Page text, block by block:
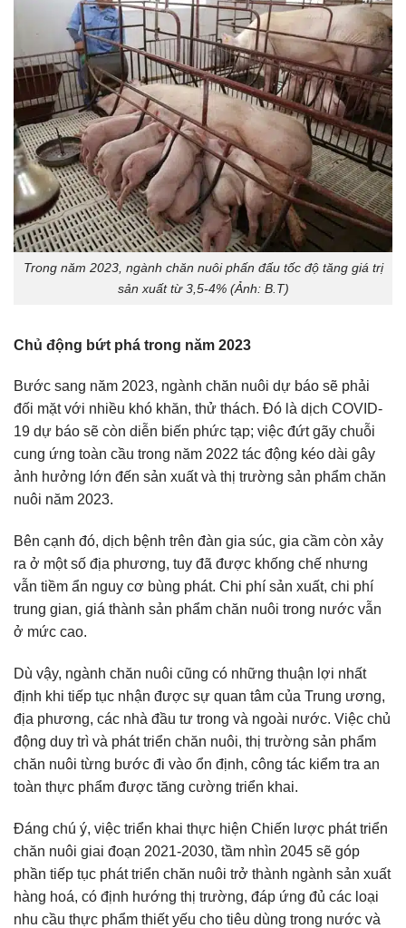
Trong năm 2023, ngành chăn nuôi phấn đấu tốc độ tăng giá trị
sản xuất từ 3,5-4% (Ảnh: B.T)
Chủ động bứt phá trong năm 2023
Bước sang năm 2023, ngành chăn nuôi dự báo sẽ phải
đối mặt với nhiều khó khăn, thử thách. Đó là dịch COVID-
19 dự báo sẽ còn diễn biến phức tạp; việc đứt gãy chuỗi
cung ứng toàn cầu trong năm 2022 tác động kéo dài gây
ảnh hưởng lớn đến sản xuất và thị trường sản phẩm chăn
nuôi năm 2023.
Bên cạnh đó, dịch bệnh trên đàn gia súc, gia cầm còn xảy
ra ở một số địa phương, tuy đã được khống chế nhưng
vẫn tiềm ẩn nguy cơ bùng phát. Chi phí sản xuất, chi phí
trung gian, giá thành sản phẩm chăn nuôi trong nước vẫn
ở mức cao.
Dù vậy, ngành chăn nuôi cũng có những thuận lợi nhất
định khi tiếp tục nhận được sự quan tâm của Trung ương,
địa phương, các nhà đầu tư trong và ngoài nước. Việc chủ
động duy trì và phát triển chăn nuôi, thị trường sản phẩm
chăn nuôi từng bước đi vào ổn định, công tác kiểm tra an
toàn thực phẩm được tăng cường triển khai.
Đáng chú ý, việc triển khai thực hiện Chiến lược phát triển
chăn nuôi giai đoạn 2021-2030, tầm nhìn 2045 sẽ góp
phần tiếp tục phát triển chăn nuôi trở thành ngành sản xuất
hàng hoá, có định hướng thị trường, đáp ứng đủ các loại
nhu cầu thực phẩm thiết yếu cho tiêu dùng trong nước và